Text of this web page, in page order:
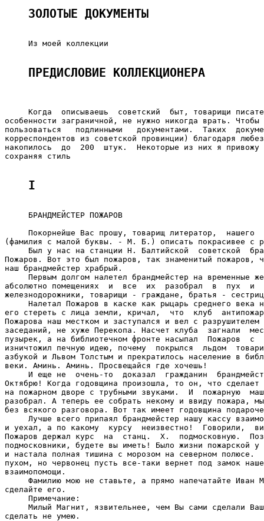
ЗОЛОТЫЕ ДОКУМЕНТЫ
     Из моей коллекции
ПРЕДИСЛОВИЕ КОЛЛЕКЦИОНЕРА
Когда  описываешь  советский  быт, товарищи
особенности заграничной, не нужно никогда врать.
пользоваться   подлинными   документами.  Таких
корреспондентов из советской провинции) благодаря
накопилось  до  200  штук.  Некоторые из них я привожу
сохраняя стиль
I
     БРАНДМЕЙСТЕР ПОЖАРОВ
Покорнейше Вас прошу, товарищ литератор,  нашего
(фамилия с малой буквы. - М. Б.) описать покрасивее с
Был у нас на станции Н. Балтийской  советской
Пожаров. Вот это был пожаров, так знаменитый пожаров,
наш брандмейстер храбрый.
Первым долгом налетел брандмейстер на временные
абсолютно помещениях  и  все  их  разобрал  в  пух  и
железнодорожники, товарищи - граждане, братья -
Налетал Пожаров в каске как рыцарь среднего века
его стереть с лица земли, кричал,  что  клуб
Пожарова наш местком и заступался и вел с
заседаний, не хуже Перекопа. Насчет клуба  загнали
пузырек, а на библиотечном фронте насыпал  Пожаров  с
изничтожил печную идею, почему  покрылся  льдом
азбукой и Львом Толстым и прекратилось население в
веки. Аминь. Аминь. Просвещайся где хочешь!
И еще не  очень-то  доказал  гражданин
Октябрю! Когда годовщина произошла, то он, что сделает
на пожарном дворе с трубными звуками.  И  пожарную
разобрал. А теперь ее собрать некому и ввиду пожара,
без всякого разговора. Вот так имеет годовщина
Лучше всего припаял брандмейстер нашу кассу
и уехал, а по какому  курсу  неизвестно!  Говорили,
Пожаров держал курс  на  станц.  X.  подмосковную.
подмосковники, будете вы иметь! Было жизни пожарской
и настала полная тишина с морозом на северном
пухом, но червонец пусть все-таки вернет под замок
взаимопомощи.
Фамилию мою не ставьте, а прямо напечатайте Иван
сделайте его.
     Примечание:
Милый Магнит, язвительнее, чем Вы сами сделали
сделать не умею.